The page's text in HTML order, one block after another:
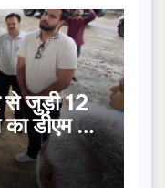
से जुड़ी 12
का डीएम ने